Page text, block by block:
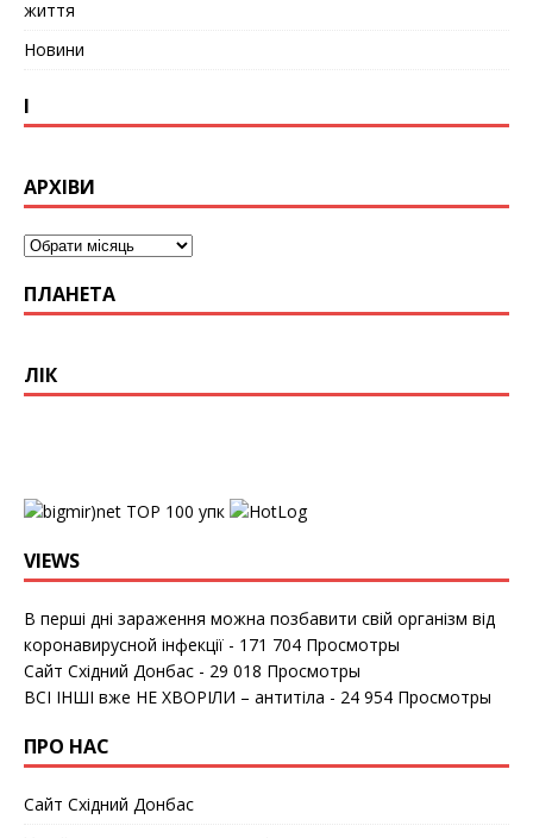
життя
Новини
І
АРХІВИ
ПЛАНЕТА
ЛІК
упк
VIEWS
В перші дні зараження можна позбавити свій організм від
коронавирусной інфекції - 171 704 Просмотры
Сайт Східний Донбас - 29 018 Просмотры
ВСІ ІНШІ вже НЕ ХВОРІЛИ – антитіла - 24 954 Просмотры
ПРО НАС
Сайт Східний Донбас